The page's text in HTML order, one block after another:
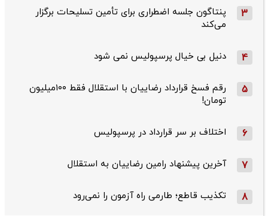
3
پنتاگون جلسه اضطراری برای تأمین تسلیحات برگزار
می‌کند
4 دنیل بی خیال پرسپولیس نمی شود
5
رقم فسخ قرارداد رضاییان با استقلال فقط ۱۰۰میلیون
تومان!
6 اختلاف بر سر قرارداد در پرسپولیس
7 آخرین پیشنهاد رامین رضاییان به استقلال
8 تکذیب قاطع؛‌ طارمی راه آزمون را نمی‌رود